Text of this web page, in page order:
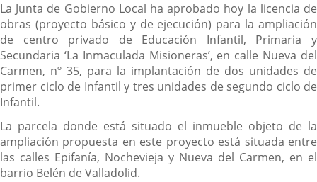
La Junta de Gobierno Local ha aprobado hoy la licencia de
obras (proyecto básico y de ejecución) para la ampliación
de centro privado de Educación Infantil, Primaria y
Secundaria ‘La Inmaculada Misioneras’, en calle Nueva del
Carmen, nº 35, para la implantación de dos unidades de
primer ciclo de Infantil y tres unidades de segundo ciclo de
Infantil.
La parcela donde está situado el inmueble objeto de la
ampliación propuesta en este proyecto está situada entre
las calles Epifanía, Nochevieja y Nueva del Carmen, en el
barrio Belén de Valladolid.